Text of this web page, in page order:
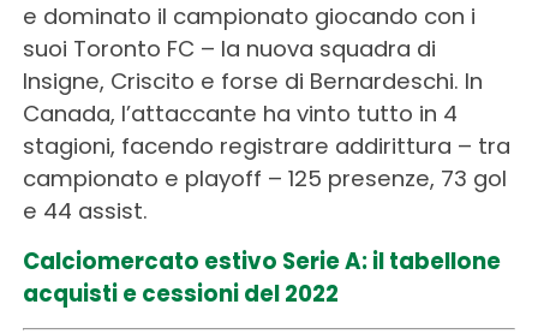
e dominato il campionato giocando con i
suoi Toronto FC – la nuova squadra di
Insigne, Criscito e forse di Bernardeschi. In
Canada, l’attaccante ha vinto tutto in 4
stagioni, facendo registrare addirittura – tra
campionato e playoff – 125 presenze, 73 gol
e 44 assist.
Calciomercato estivo Serie A: il tabellone
acquisti e cessioni del 2022